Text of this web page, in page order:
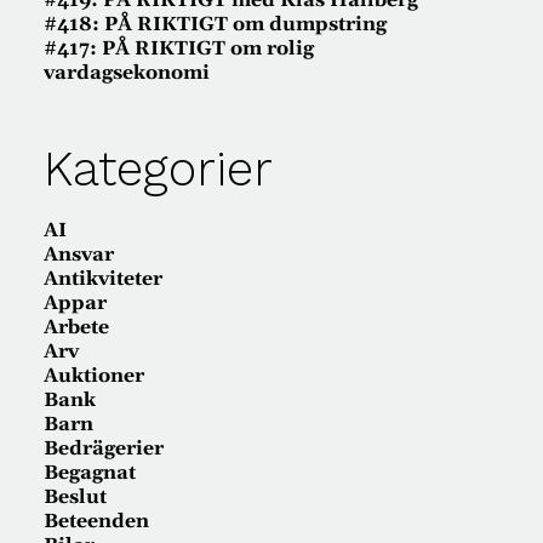
#418: PÅ RIKTIGT om dumpstring
#417: PÅ RIKTIGT om rolig
vardagsekonomi
Kategorier
AI
Ansvar
Antikviteter
Appar
Arbete
Arv
Auktioner
Bank
Barn
Bedrägerier
Begagnat
Beslut
Beteenden